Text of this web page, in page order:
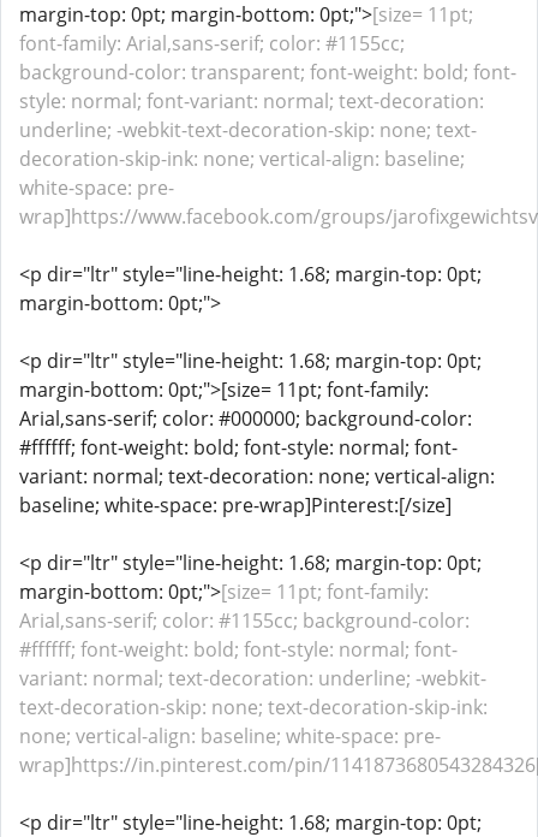
margin-top: 0pt; margin-bottom: 0pt;">[size= 11pt;
font-family: Arial,sans-serif; color: #1155cc;
background-color: transparent; font-weight: bold; font-
style: normal; font-variant: normal; text-decoration:
underline; -webkit-text-decoration-skip: none; text-
decoration-skip-ink: none; vertical-align: baseline;
white-space: pre-
wrap]https://www.facebook.com/groups/
<p dir="ltr" style="line-height: 1.68; margin-top: 0pt;
margin-bottom: 0pt;">
<p dir="ltr" style="line-height: 1.68; margin-top: 0pt;
margin-bottom: 0pt;">[size= 11pt; font-family:
Arial,sans-serif; color: #000000; background-color:
#ffffff; font-weight: bold; font-style: normal; font-
variant: normal; text-decoration: none; vertical-align:
baseline; white-space: pre-wrap]Pinterest:[/size]
<p dir="ltr" style="line-height: 1.68; margin-top: 0pt;
margin-bottom: 0pt;">[size= 11pt; font-family:
Arial,sans-serif; color: #1155cc; background-color:
#ffffff; font-weight: bold; font-style: normal; font-
variant: normal; text-decoration: underline; -webkit-
text-decoration-skip: none; text-decoration-skip-ink:
none; vertical-align: baseline; white-space: pre-
wrap]https://in.pinterest.com/pin/
<p dir="ltr" style="line-height: 1.68; margin-top: 0pt;